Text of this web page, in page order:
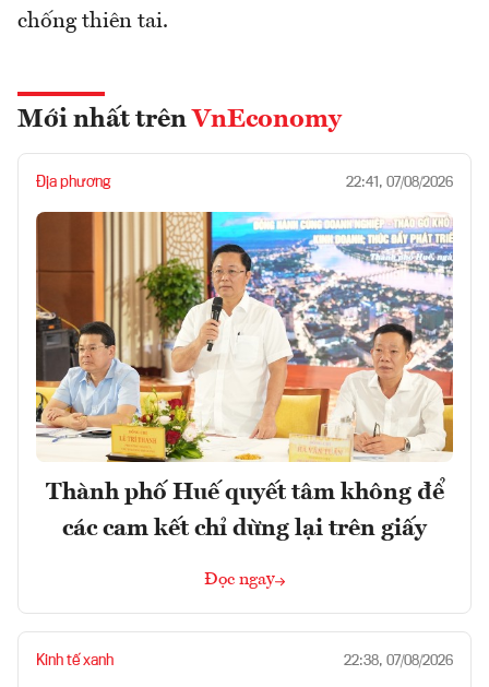
chống thiên tai.
Mới nhất trên VnEconomy
Địa phương 22:41, 07/08/2026
Thành phố Huế quyết tâm không để
các cam kết chỉ dừng lại trên giấy
Đọc ngay
Kinh tế xanh 22:38, 07/08/2026